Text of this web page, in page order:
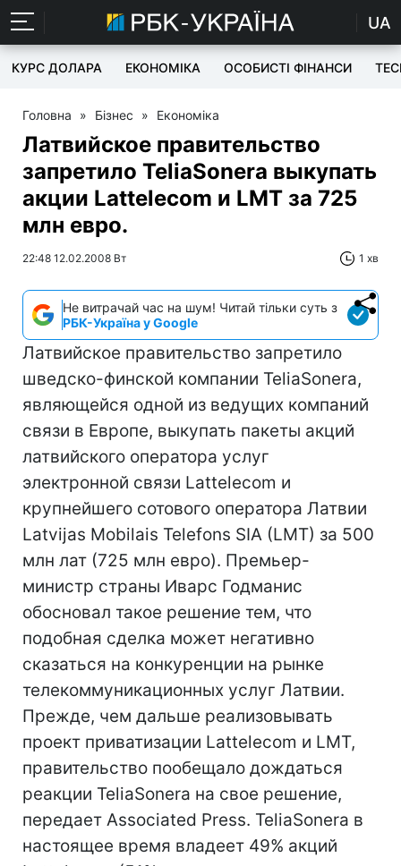
UA
КУРС ДОЛАРА ЕКОНОМІКА ОСОБИСТІ ФІНАНСИ
Головна » Бізнес » Економіка
Латвийское правительство
запретило TeliaSonera выкупать
акции Lattelecom и LMT за 725
млн евро.
22:48 12.02.2008 Вт 1 хв
Не витрачай час на шум! Читай тільки суть з
РБК-Україна у Google
Латвийское правительство запретило
шведско-финской компании TeliaSonera,
являющейся одной из ведущих компаний
связи в Европе, выкупать пакеты акций
латвийского оператора услуг
электронной связи Lattelecom и
крупнейшего сотового оператора Латвии
Latvijas Mobilais Telefons SIA (LMT) за 500
млн лат (725 млн евро). Премьер-
министр страны Иварс Годманис
обосновал такое решение тем, что
подобная сделка может негативно
сказаться на конкуренции на рынке
телекоммуникационных услуг Латвии.
Прежде, чем дальше реализовывать
проект приватизации Lattelecom и LMT,
правительство пообещало дождаться
реакции TeliaSonera на свое решение,
передает Associated Press. TeliaSonera в
настоящее время владеет 49% акций